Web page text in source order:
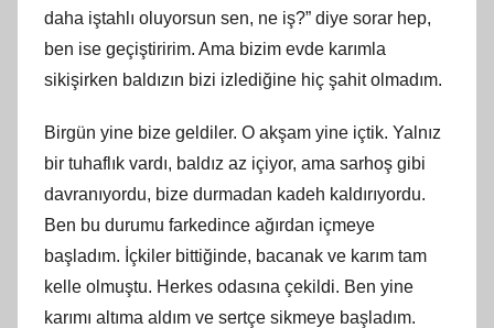
daha iştahlı oluyorsun sen, ne iş?” diye sorar hep,
ben ise geçiştiririm. Ama bizim evde karımla
sikişirken baldızın bizi izlediğine hiç şahit olmadım.
Birgün yine bize geldiler. O akşam yine içtik. Yalnız
bir tuhaflık vardı, baldız az içiyor, ama sarhoş gibi
davranıyordu, bize durmadan kadeh kaldırıyordu.
Ben bu durumu farkedince ağırdan içmeye
başladım. İçkiler bittiğinde, bacanak ve karım tam
kelle olmuştu. Herkes odasına çekildi. Ben yine
karımı altıma aldım ve sertçe sikmeye başladım.